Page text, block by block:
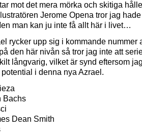
mot det mera mörka och skitiga
Jerome Opena tror jag
man kan ju inte få allt här i livet…
rycker upp sig i kommande nummer
den här nivån så tror jag inte att
långvarig, vilket är synd eftersom
i denna nya Azrael.
Bachs
Dean Smith